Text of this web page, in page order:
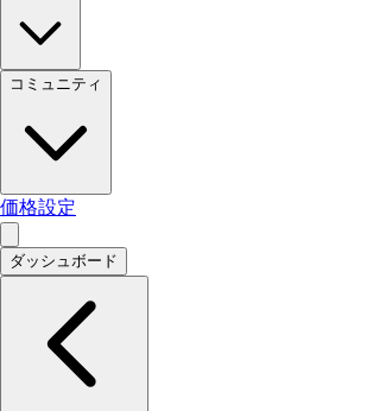
コミュニティ
価格設定
ダッシュボード